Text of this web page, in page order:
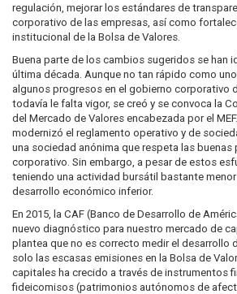
regulación, mejorar los estándares de
corporativo de las empresas, así como
institucional de la Bolsa de Valores.
Buena parte de los cambios sugeridos se han
última década. Aunque no tan rápido como
algunos progresos en el gobierno corporativo
todavía le falta vigor, se creó y se convoca la
del Mercado de Valores encabezada por el
modernizó el reglamento operativo y de
una sociedad anónima que respeta las
corporativo. Sin embargo, a pesar de estos
teniendo una actividad bursátil bastante
desarrollo económico inferior.
En 2015, la CAF (Banco de Desarrollo de
nuevo diagnóstico para nuestro mercado de
plantea que no es correcto medir el desarrollo
solo las escasas emisiones en la Bolsa de
capitales ha crecido a través de instrumentos
fideicomisos (patrimonios autónomos de